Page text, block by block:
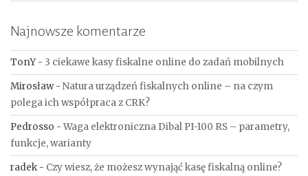
Najnowsze komentarze
TonY- 3 ciekawe kasy fiskalne online do zadań mobilnych
Mirosław- Natura urządzeń fiskalnych online – na czym
polega ich współpraca z CRK?
Pedrosso -Waga elektroniczna Dibal PI-100 RS – parametry,
funkcje, warianty
radek- Czy wiesz, że możesz wynająć kasę fiskalną online?